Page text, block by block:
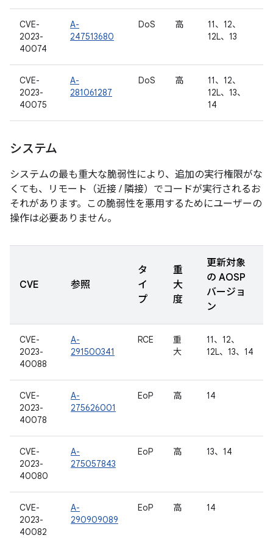
CVE-
2023-
40074
A-
247513680
DoS 高
11、12、
12L、13
CVE-
2023-
40075
A-
281061287
DoS 高
11、12、
12L、13、
14
システム
システムの最も重大な脆弱性により、追加の実行権限がな
くても、リモート（近接 / 隣接）でコードが実行されるお
それがあります。この脆弱性を悪用するためにユーザーの
操作は必要ありません。
CVE 参照
タ
イ
プ
重
大
度
更新対象
の AOSP
バージョ
ン
CVE-
2023-
40088
A-
291500341
RCE
重
大
11、12、
12L、13、14
CVE-
2023-
40078
A-
275626001
EoP 高 14
CVE-
2023-
40080
A-
275057843
EoP 高 13、14
CVE-
2023-
40082
A-
290909089
EoP 高 14